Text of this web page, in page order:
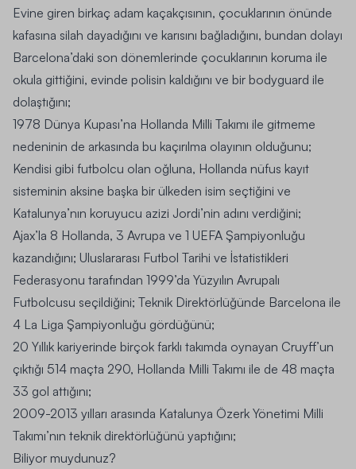
Evine giren birkaç adam kaçakçısının, çocuklarının önünde
kafasına silah dayadığını ve karısını bağladığını, bundan dolayı
Barcelona’daki son dönemlerinde çocuklarının koruma ile
okula gittiğini, evinde polisin kaldığını ve bir bodyguard ile
dolaştığını;
1978 Dünya Kupası’na Hollanda Milli Takımı ile gitmeme
nedeninin de arkasında bu kaçırılma olayının olduğunu;
Kendisi gibi futbolcu olan oğluna, Hollanda nüfus kayıt
sisteminin aksine başka bir ülkeden isim seçtiğini ve
Katalunya’nın koruyucu azizi Jordi’nin adını verdiğini;
Ajax’la 8 Hollanda, 3 Avrupa ve 1 UEFA Şampiyonluğu
kazandığını; Uluslararası Futbol Tarihi ve İstatistikleri
Federasyonu tarafından 1999’da Yüzyılın Avrupalı
Futbolcusu seçildiğini; Teknik Direktörlüğünde Barcelona ile
4 La Liga Şampiyonluğu gördüğünü;
20 Yıllık kariyerinde birçok farklı takımda oynayan Cruyff’un
çıktığı 514 maçta 290, Hollanda Milli Takımı ile de 48 maçta
33 gol attığını;
2009-2013 yılları arasında Katalunya Özerk Yönetimi Milli
Takımı’nın teknik direktörlüğünü yaptığını;
Biliyor muydunuz?